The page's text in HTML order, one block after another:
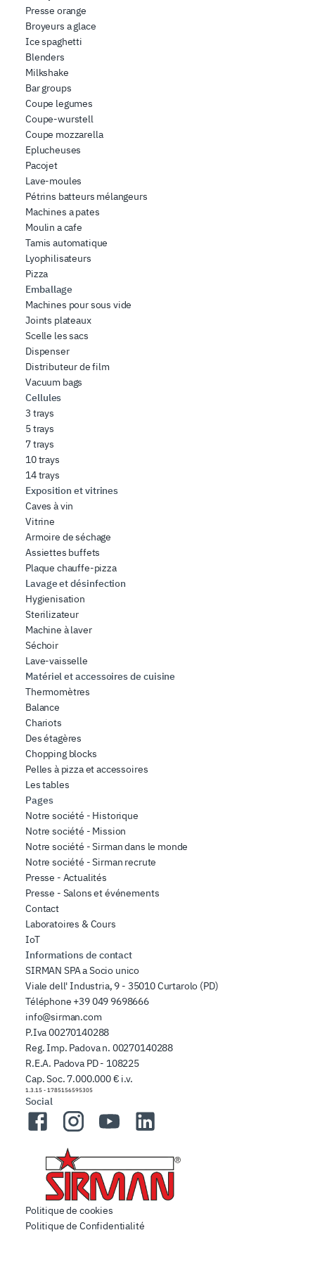
combinarle con altre informazioni che ha fornito loro o
che hanno raccolto dal suo utilizzo dei loro servizi.
Presse orange
Broyeurs a glace
Ice spaghetti
Blenders
Milkshake
Bar groups
Coupe legumes
Coupe-wurstell
Coupe mozzarella
Eplucheuses
Pacojet
Lave-moules
Pétrins batteurs mélangeurs
Machines a pates
Moulin a cafe
Tamis automatique
Lyophilisateurs
Pizza
Emballage
Machines pour sous vide
Joints plateaux
Scelle les sacs
Dispenser
Distributeur de film
Vacuum bags
Cellules
3 trays
5 trays
7 trays
10 trays
14 trays
Exposition et vitrines
Caves à vin
Vitrine
Armoire de séchage
Assiettes buffets
Plaque chauffe-pizza
Lavage et désinfection
Hygienisation
Sterilizateur
Machine à laver
Séchoir
Lave-vaisselle
Matériel et accessoires de cuisine
Thermomètres
Balance
Chariots
Des étagères
Chopping blocks
Pelles à pizza et accessoires
Les tables
Pages
Notre société - Historique
Notre société - Mission
Notre société - Sirman dans le monde
Notre société - Sirman recrute
Presse - Actualités
Presse - Salons et événements
Contact
Laboratoires & Cours
IoT
Informations de contact
SIRMAN SPA a Socio unico
Viale dell' Industria, 9 - 35010 Curtarolo (PD)
Téléphone +39 049 9698666
info@sirman.com
P.Iva 00270140288
Reg. Imp. Padova n. 00270140288
R.E.A. Padova PD - 108225
Cap. Soc. 7.000.000 € i.v.
1.3.15 - 1785156595305
Social
FacebookInstagramYouTubeLinkedIn
Politique de cookies
Politique de Confidentialité